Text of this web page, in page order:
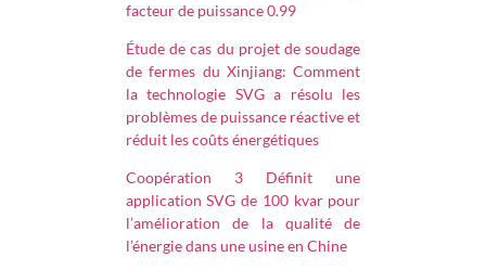
facteur de puissance 0.99
Étude de cas du projet de soudage
de fermes du Xinjiang: Comment
la technologie SVG a résolu les
problèmes de puissance réactive et
réduit les coûts énergétiques
Coopération 3 Définit une
application SVG de 100 kvar pour
l’amélioration de la qualité de
l’énergie dans une usine en Chine